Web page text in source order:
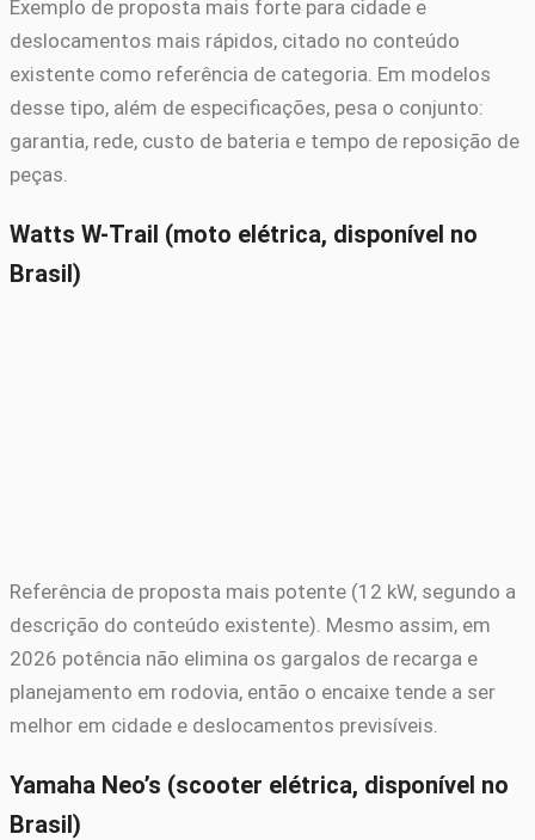
Exemplo de proposta mais forte para cidade e
deslocamentos mais rápidos, citado no conteúdo
existente como referência de categoria. Em modelos
desse tipo, além de especificações, pesa o conjunto:
garantia, rede, custo de bateria e tempo de reposição de
peças.
Watts W-Trail (moto elétrica, disponível no
Brasil)
Referência de proposta mais potente (12 kW, segundo a
descrição do conteúdo existente). Mesmo assim, em
2026 potência não elimina os gargalos de recarga e
planejamento em rodovia, então o encaixe tende a ser
melhor em cidade e deslocamentos previsíveis.
Yamaha Neo’s (scooter elétrica, disponível no
Brasil)